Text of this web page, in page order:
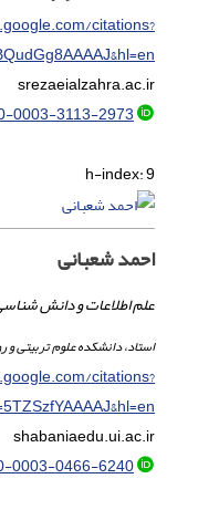
citations?
srezaeialzahra.ac.ir
0003-3113-2973
h-index:9
احمد شعبانی
علم اطلاعات و دانش
استاد، دانشکده علوم تربیتی و
citations?
shabaniaedu.ui.ac.ir
0003-0466-6240